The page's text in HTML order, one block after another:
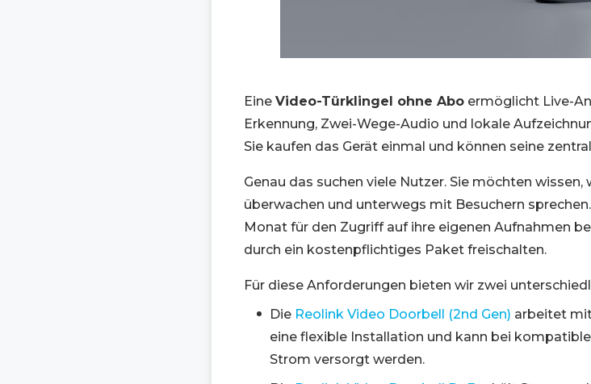
Eine Video-Türklingel ohne Abo ermöglicht Live-
Erkennung, Zwei-Wege-Audio und lokale
Sie kaufen das Gerät einmal und können seine
Genau das suchen viele Nutzer. Sie möchten
überwachen und unterwegs mit Besuchern
Monat für den Zugriff auf ihre eigenen Aufnahmen
durch ein kostenpflichtiges Paket freischalten.
Für diese Anforderungen bieten wir zwei
Die Reolink Video Doorbell (2nd Gen) arbeitet
eine flexible Installation und kann bei
Strom versorgt werden.